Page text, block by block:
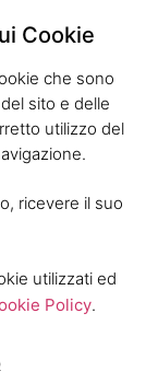
Cookie
che sono
sito e delle
utilizzo del
ricevere il suo
utilizzati ed
Policy.